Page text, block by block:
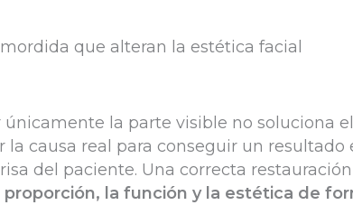
que alteran la estética facial
únicamente la parte visible no soluciona
causa real para conseguir un resultado
del paciente. Una correcta
proporción, la función y la estética de